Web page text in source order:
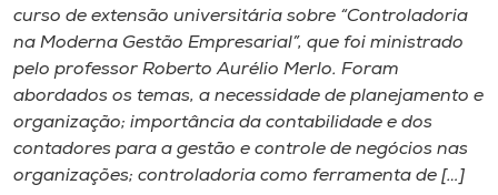
Internacionalização
I.nova
Diplomados
curso de extensão universitária sobre “Controladoria
na Moderna Gestão Empresarial”, que foi ministrado
pelo professor Roberto Aurélio Merlo. Foram
abordados os temas, a necessidade de planejamento e
organização; importância da contabilidade e dos
contadores para a gestão e controle de negócios nas
organizações; controladoria como ferramenta de […]